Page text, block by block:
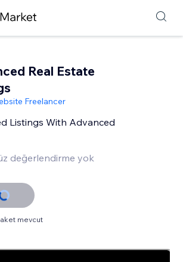
Real Estate
Freelancer
Listings With Advanced
değerlendirme yok
mevcut